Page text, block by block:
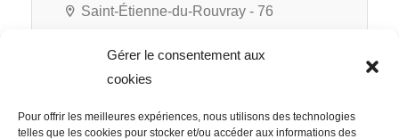
Gérer le consentement aux
cookies
Pour offrir les meilleures expériences, nous utilisons des technologies
telles que les cookies pour stocker et/ou accéder aux informations des
Saint-Étienne-du-Rouvray - 76
Responsable RH Appels d’Offre